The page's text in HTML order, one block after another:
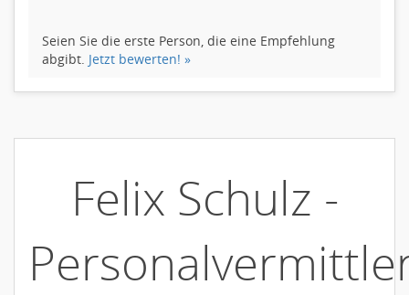
Seien Sie die erste Person, die eine Empfehlung
abgibt. Jetzt bewerten! »
Felix Schulz -